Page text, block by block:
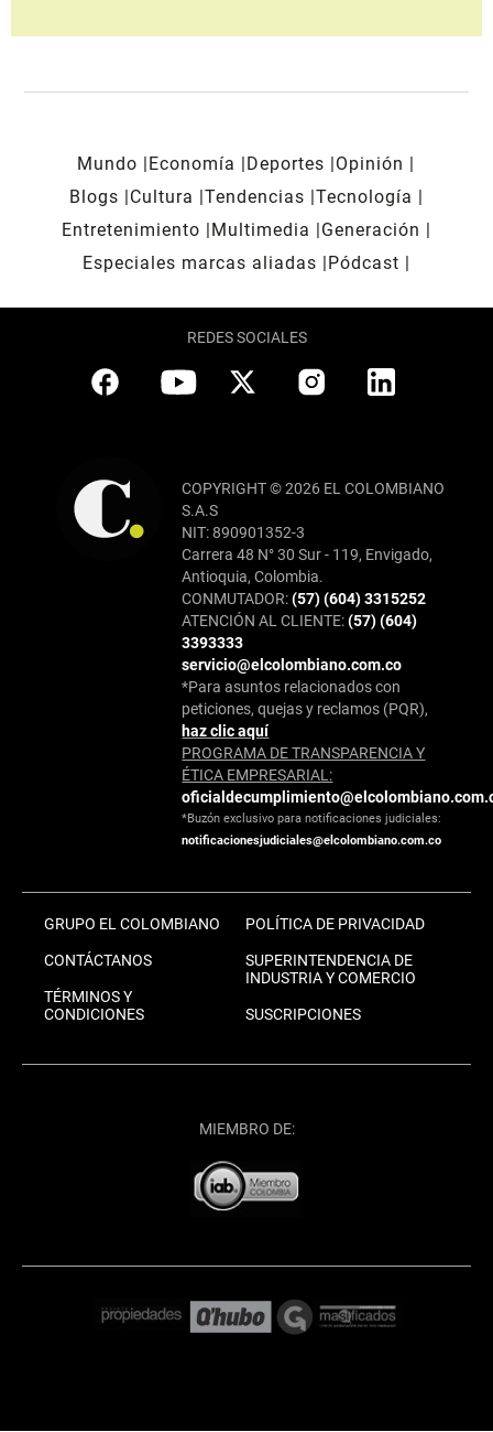
Mundo Economía Deportes
Opinión
Blogs
Cultura Tendencias Tecnología
Entretenimiento
Multimedia
Generación
Especiales marcas aliadas
Pódcast
REDES SOCIALES
COPYRIGHT © 2026 EL COLOMBIANO
S.A.S
NIT: 890901352-3
Carrera 48 N° 30 Sur - 119, Envigado,
Antioquia, Colombia.
CONMUTADOR:(57) (604) 3315252
ATENCIÓN AL CLIENTE:(57) (604)
3393333
servicio@elcolombiano.com.co
*Para asuntos relacionados con
peticiones, quejas y reclamos (PQR),
haz clic aquí
PROGRAMA DE TRANSPARENCIA Y
ÉTICA EMPRESARIAL:
*Buzón exclusivo para notificaciones judiciales:
notificacionesjudiciales@elcolombiano.com.co
GRUPO EL COLOMBIANO
CONTÁCTANOS
TÉRMINOS Y
CONDICIONES
POLÍTICA DE PRIVACIDAD
SUPERINTENDENCIA DE
INDUSTRIA Y COMERCIO
SUSCRIPCIONES
MIEMBRO DE: